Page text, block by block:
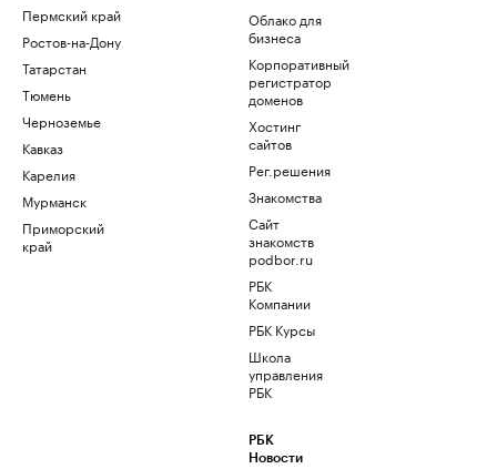
Пермский край
Ростов-на-Дону
Татарстан
Тюмень
Черноземье
Кавказ
Карелия
Мурманск
Приморский
край
Облако для
бизнеса
Корпоративный
регистратор
доменов
Хостинг
сайтов
Рег.решения
Знакомства
Сайт
знакомств
podbor.ru
РБК
Компании
РБК Курсы
Школа
управления
РБК
РБК
Новости